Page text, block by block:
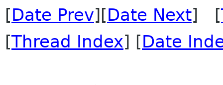
[Date Prev][Date Next] [
[Thread Index] [Date